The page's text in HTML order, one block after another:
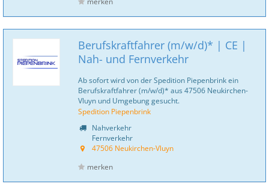
Berufskraftfahrer (m/w/d)* | CE |
Nah- und Fernverkehr
Ab sofort wird von der Spedition Piepenbrink ein
Berufskraftfahrer (m/w/d)* aus 47506 Neukirchen-
Vluyn und Umgebung gesucht.
Spedition Piepenbrink
Nahverkehr
Fernverkehr
47506 Neukirchen-Vluyn
merken